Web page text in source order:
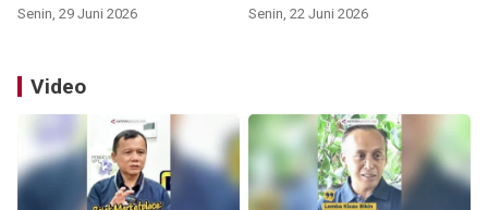
Senin, 29 Juni 2026 Senin, 22 Juni 2026
Video